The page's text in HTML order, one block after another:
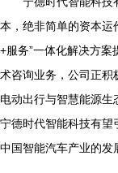
本，绝非简单的资本运
+服务”一体化解决方
术咨询业务，公司正积
电动出行与智慧能源生
宁德时代智能科技有望
中国智能汽车产业的发